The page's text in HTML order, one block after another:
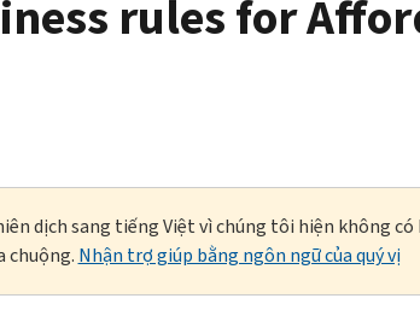
rules for
dịch sang tiếng Việt vì chúng tôi hiện không có
chuộng. Nhận trợ giúp bằng ngôn ngữ của quý vị